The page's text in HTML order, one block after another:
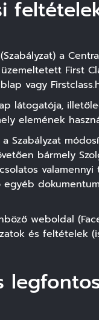
a
First
vagy
látogatója,
elemének
Szabályzat
bármely
weboldal
és feltételek